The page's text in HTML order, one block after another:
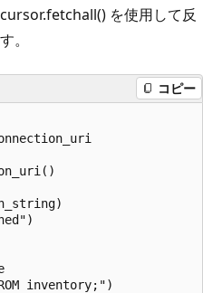
を使用して反
。
コピー
inventory;")